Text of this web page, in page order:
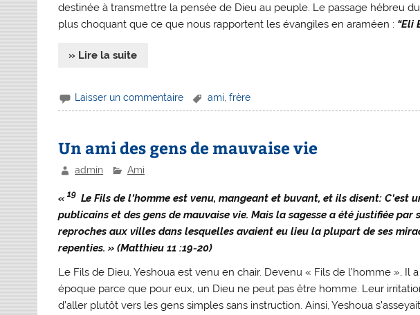
destinée à transmettre la pensée de Dieu au peuple. Le passage hébreu
plus choquant que ce que nous rapportent les évangiles en araméen : “Eli
» Lire la suite
Laisser un commentaire ami frère
Un ami des gens de mauvaise vie
admin Ami
«19 Le Fils de l’homme est venu, mangeant et buvant, et ils disent: C’est
publicains et des gens de mauvaise vie. Mais la sagesse a été justifiée par
reproches aux villes dans lesquelles avaient eu lieu la plupart de ses
repenties. » (Matthieu 11 :19-20)
Le Fils de Dieu, Yeshoua est venu en chair. Devenu « Fils de l’homme », Il
époque parce que pour eux, un Dieu ne peut pas être homme. Leur
d’aller plutôt vers les gens simples sans instruction. Ainsi, Yeshoua